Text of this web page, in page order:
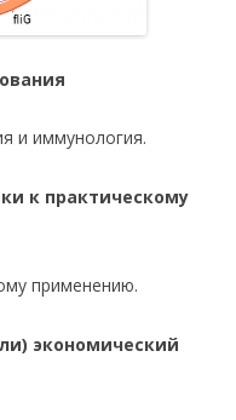
и иммунология.
к практическому
применению.
экономический